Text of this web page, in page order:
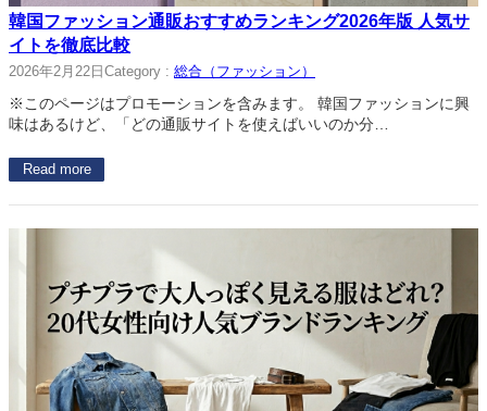
韓国ファッション通販おすすめランキング2026年版 人気サ
イトを徹底比較
2026年2月22日 Category : 総合（ファッション）
※このページはプロモーションを含みます。 韓国ファッションに興
味はあるけど、「どの通販サイトを使えばいいのか分…
Read more